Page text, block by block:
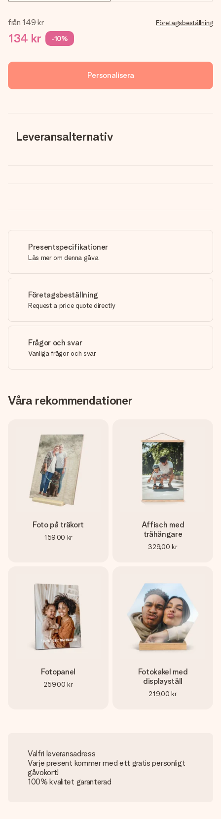
från 149 kr
134 kr -10%
Företagsbeställning
Personalisera
Leveransalternativ
Presentspecifikationer
Läs mer om denna gåva
Företagsbeställning
Request a price quote directly
Frågor och svar
Vanliga frågor och svar
Våra rekommendationer
Foto på träkort
159,00 kr
Affisch med
trähängare
329,00 kr
Fotopanel
259,00 kr
Fotokakel med
displayställ
219,00 kr
Valfri leveransadress
Varje present kommer med ett gratis personligt
gåvokort!
100% kvalitet garanterad